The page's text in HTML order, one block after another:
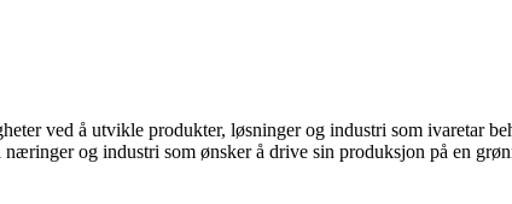
ved å utvikle produkter, løsninger og industri som ivaretar
og industri som ønsker å drive sin produksjon på en